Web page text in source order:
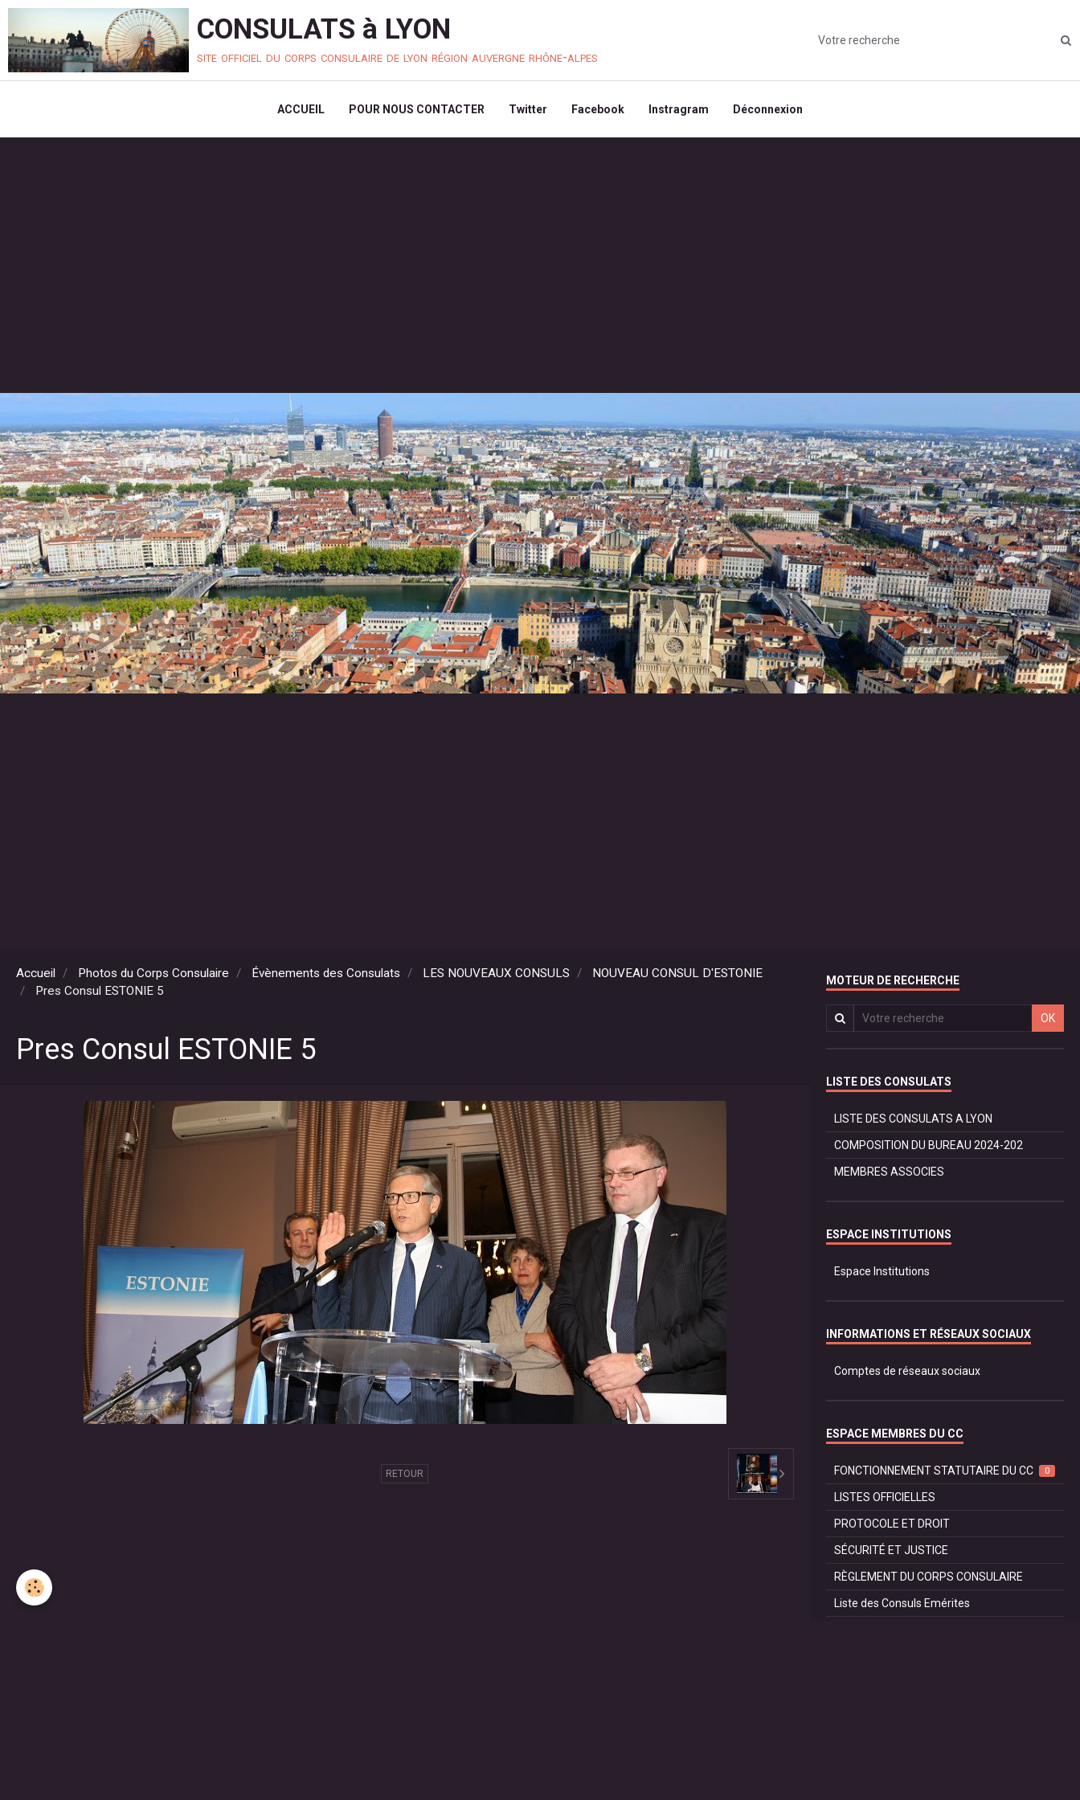
CONSULATS à LYON
site officiel du corps consulaire de lyon région auvergne rhône-alpes
ACCUEIL POUR NOUS CONTACTER Twitter Facebook Instragram Déconnexion
Accueil Photos du Corps Consulaire Évènements des Consulats LES NOUVEAUX CONSULS
NOUVEAU CONSUL D'ESTONIE
Pres Consul ESTONIE 5
Pres Consul ESTONIE 5
RETOUR
MOTEUR DE RECHERCHE
OK
LISTE DES CONSULATS
LISTE DES CONSULATS A LYON
COMPOSITION DU BUREAU 2024-202
MEMBRES ASSOCIES
ESPACE INSTITUTIONS
Espace Institutions
INFORMATIONS ET RÉSEAUX SOCIAUX
Comptes de réseaux sociaux
ESPACE MEMBRES DU CC
FONCTIONNEMENT STATUTAIRE DU CC 0
LISTES OFFICIELLES
PROTOCOLE ET DROIT
SÉCURITÉ ET JUSTICE
RÈGLEMENT DU CORPS CONSULAIRE
Liste des Consuls Emérites